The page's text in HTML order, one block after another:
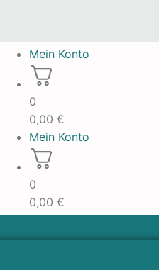
Mein Konto
0
0,00 €
Mein Konto
0
0,00 €